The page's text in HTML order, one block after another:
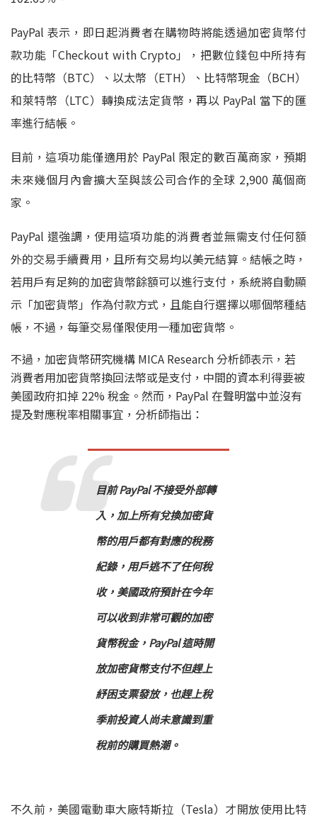
PayPal 表示，即日起消費者在購物時將能透過加密貨幣付
款功能「Checkout with Crypto」，把數位錢包中所持有
的比特幣（BTC）、以太幣（ETH）、比特幣現金（BCH）
和萊特幣（LTC）轉換成法定貨幣，再以 PayPal 當下的匯
率進行結帳。
目前，這項功能僅適用於 PayPal 限定的數百萬商家，預期
未來幾個月內會擴大至與該公司合作的全球 2,900 萬個商
家。
PayPal 還強調，使用這項功能的消費者並無需支付任何額
外的交易手續費用，且所有交易均以美元結算。結帳之時，
若用戶有足夠的加密貨幣餘額可以進行支付，系統將自動顯
示「加密貨幣」作為付款方式，且能自行選擇以哪個幣種結
帳，不過，每筆交易僅限使用一種加密貨幣。
不過，加密貨幣研究機構 MICA Research 分析師表示，若
消費者用加密貨幣換回法幣或是支付，中間的資本利得要被
美國政府扣掉 22% 稅金。然而，PayPal 在聲明當中並沒有
提及對應稅率相關事宜，分析師指出：
目前 PayPal 不接受外部轉
入，加上所有兌換加密貨
幣的用戶都有對應的稅務
紀錄，用戶逃不了任何稅
收，美國政府預計在今年
可以收到非常可觀的加密
貨幣稅金，PayPal 這時開
放加密貨幣支付不但趕上
紓困支票發放，也趕上稅
季前投資人尚未意識到重
稅前的購買熱潮。
不久前，美國電動車大廠特斯拉（Tesla）才開放使用比特